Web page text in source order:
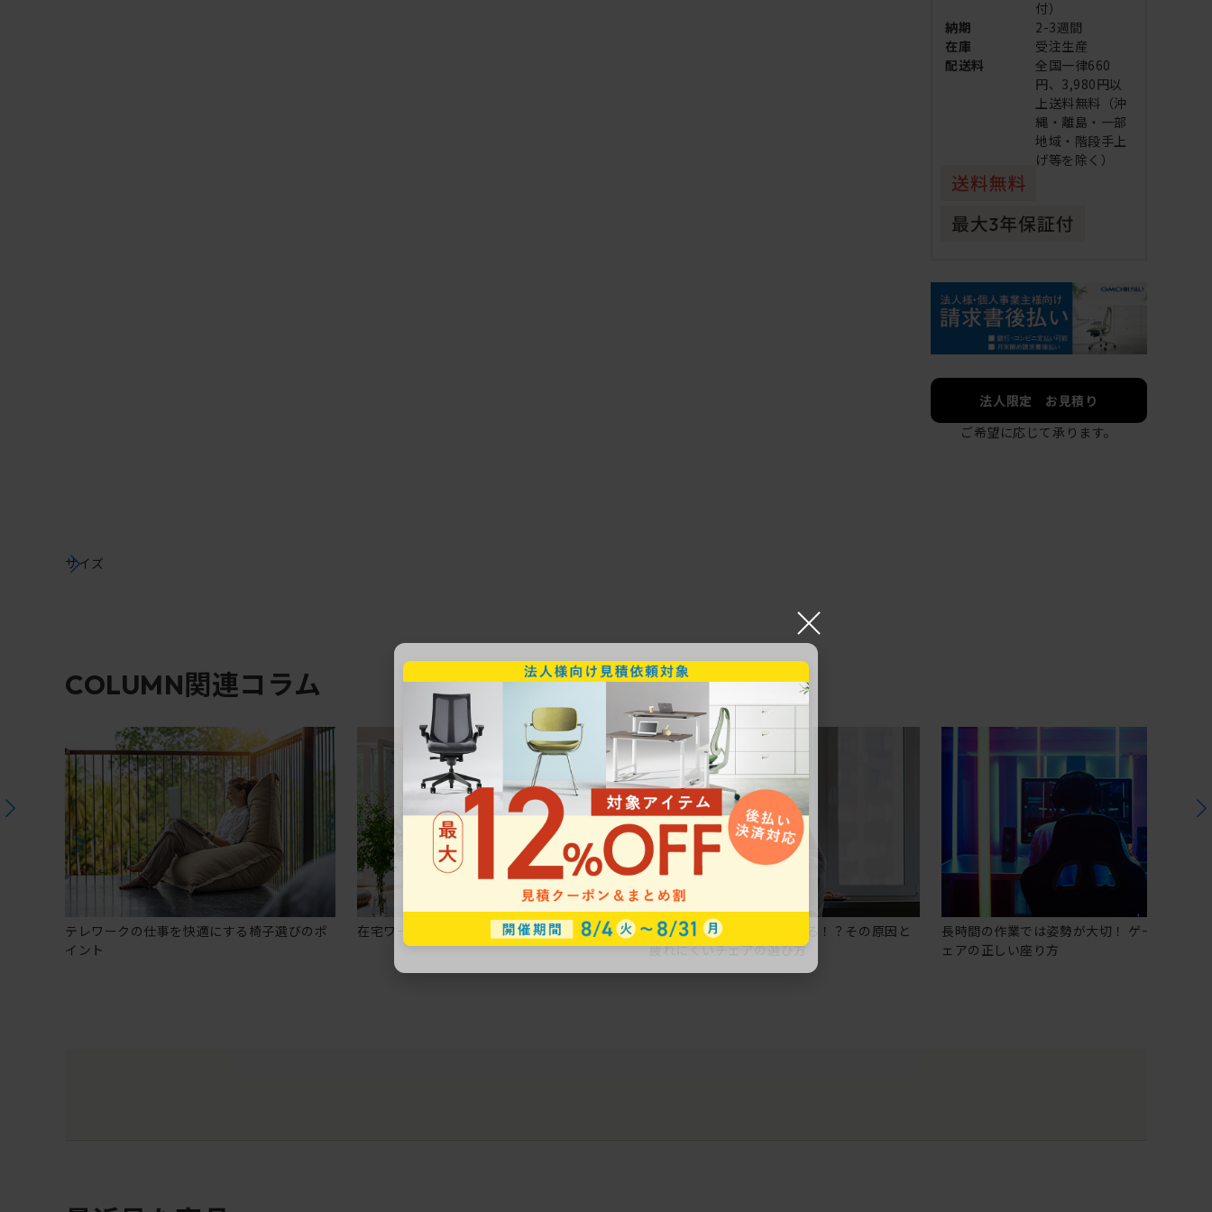
付）
納期
2-3週間
在庫
受注生産
配送料
全国一律660
円、3,980円以
上送料無料（沖
縄・離島・一部
地域・階段手上
げ等を除く）
法人限定 お見積り
ご希望に応じて承ります。
サイズ
COLUMN関連コラム
テレワークの仕事を快適にする椅子選びのポ
イント
在宅ワークにおすすめのオフィスチェア5選
椅子に座っているのに疲れる！？その原因と
疲れにくいチェアの選び方
長時間の作業では姿勢が大切！ ゲーミングチ
ェアの正しい座り方
×